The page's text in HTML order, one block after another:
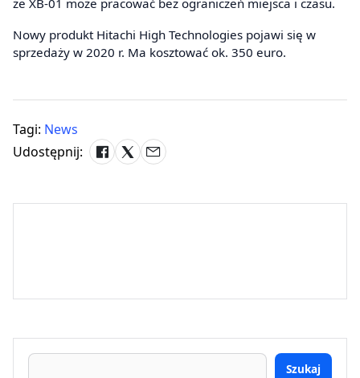
Nowy produkt Hitachi High Technologies pojawi się w
sprzedaży w 2020 r. Ma kosztować ok. 350 euro.
Tagi: News
Udostępnij:
Szukaj